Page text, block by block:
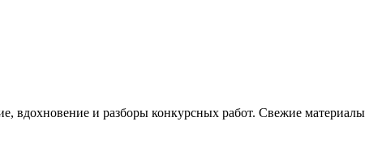
вдохновение и разборы конкурсных работ. Свежие материалы